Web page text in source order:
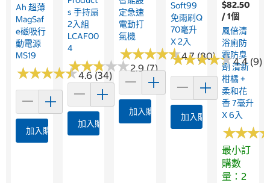
Ah 超薄
MagSaf
E磁吸行
動電源
MS19
★★★★★
★★★★★4.6 (34)
加入購物車
S 手持扇
2入組
LCAF00
4
★★★★★
★★★★★2.9 (7)
加入購物車
定急速
電動打
氣機
★★★★★
★★★★★4.7 (80)
加入購物車
Soft99
免雨刷Q
70毫升
X 2入
★★★★★
★★★★★4.4 (9)
加入購物車
$82.50
/ 1個
風倍清
浴廁防
霉防臭
劑 清新
柑橘 +
柔和花
香 7毫升
X 6入
★★★
★★★
最小訂
購數
量：2